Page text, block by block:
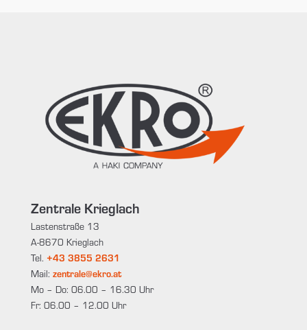
Zentrale Krieglach
Lastenstraße 13
A-8670 Krieglach
Tel. +43 3855 2631
Mail: zentrale@ekro.at
Mo – Do: 06.00 – 16.30 Uhr
Fr: 06.00 – 12.00 Uhr